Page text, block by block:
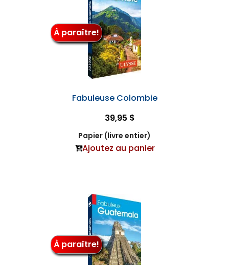
À paraître!
Fabuleuse Colombie
39,95 $
Papier (livre entier)
Ajoutez au panier
À paraître!